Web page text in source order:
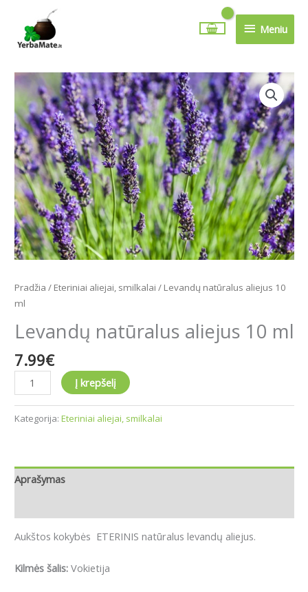
turinio
Meniu
Meniu
Pradžia / Eteriniai aliejai, smilkalai / Levandų natūralus aliejus 10
ml
Levandų natūralus aliejus 10 ml
7.99€
produkto
kiekis:
Levandų
natūralus
aliejus
10
ml
Į krepšelį
Kategorija: Eteriniai aliejai, smilkalai
Aprašymas
Aukštos kokybės ETERINIS natūralus levandų aliejus.
Kilmės šalis: Vokietija